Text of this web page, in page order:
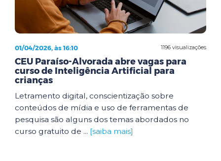
1196 visualizações
01/04/2026, às 16:10
CEU Paraíso-Alvorada abre vagas para
curso de Inteligência Artificial para
crianças
Letramento digital, conscientização sobre
conteúdos de mídia e uso de ferramentas de
pesquisa são alguns dos temas abordados no
curso gratuito de ... [saiba mais]